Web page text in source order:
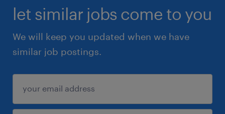
let similar jobs come to you
We will keep you updated when we have
similar job postings.